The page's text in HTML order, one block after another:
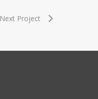
Next Project